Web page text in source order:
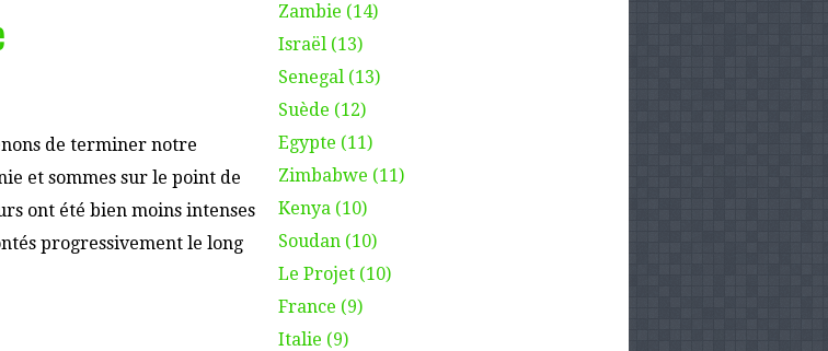
de terminer notre
et sommes sur le point de
ont été bien moins intenses
progressivement le long
Zambie (14)
Israël (13)
Senegal (13)
Suède (12)
Egypte (11)
Zimbabwe (11)
Kenya (10)
Soudan (10)
Le Projet (10)
France (9)
Italie (9)